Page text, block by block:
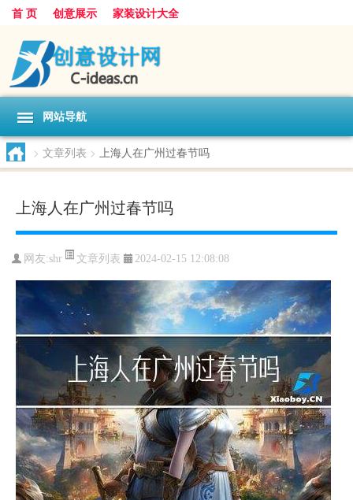
首 页 创意展示 家装设计大全
网站导航
> 文章列表 > 上海人在广州过春节吗
上海人在广州过春节吗
网友:shr 文章列表 2024-02-15 12:08:08